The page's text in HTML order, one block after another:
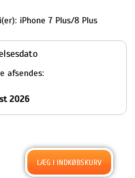
iPhone 7 Plus/8 Plus
afsendes:
2026